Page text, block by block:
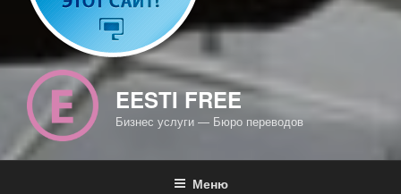
EESTI FREE
Бизнес услуги — Бюро переводов
Меню